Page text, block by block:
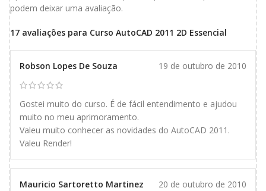
17 avaliações para Curso AutoCAD 2011 2D Essencial
Robson Lopes De Souza 19 de outubro de 2010
Gostei muito do curso. É de fácil entendimento e ajudou
muito no meu aprimoramento.
Valeu muito conhecer as novidades do AutoCAD 2011.
Valeu Render!
Mauricio Sartoretto Martinez 20 de outubro de 2010
podem deixar uma avaliação.